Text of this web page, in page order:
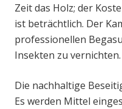
Zeit das Holz; der
ist beträchtlich. Der
professionellen
Insekten zu vernichten.
Die nachhaltige
Es werden Mittel